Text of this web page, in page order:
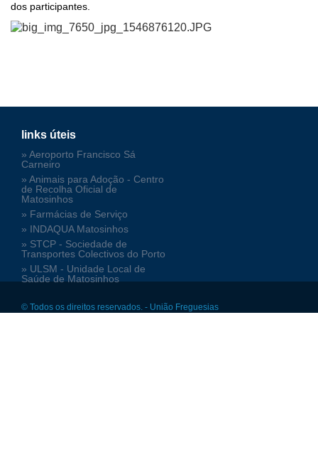
dos participantes.
links úteis
» Aeroporto Francisco Sá
Carneiro
» Animais para Adoção - Centro
de Recolha Oficial de
Matosinhos
» Farmácias de Serviço
» INDAQUA Matosinhos
» STCP - Sociedade de
Transportes Colectivos do Porto
» ULSM - Unidade Local de
Saúde de Matosinhos
© Todos os direitos reservados. - União Freguesias